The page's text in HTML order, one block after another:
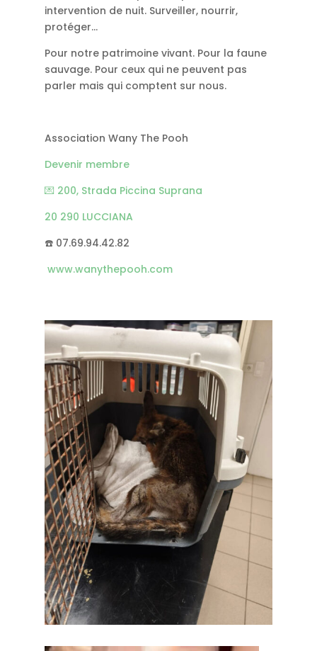
intervention de nuit. Surveiller, nourrir,
protéger…
Pour notre patrimoine vivant. Pour la faune
sauvage. Pour ceux qui ne peuvent pas
parler mais qui comptent sur nous.
Association Wany The Pooh
Devenir membre
💌 200, Strada Piccina Suprana
20 290 LUCCIANA
☎️ 07.69.94.42.82
www.wanythepooh.com